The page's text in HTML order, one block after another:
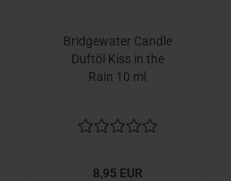
Bridgewater Candle
Duftöl Kiss in the
Rain 10 ml
8,95 EUR